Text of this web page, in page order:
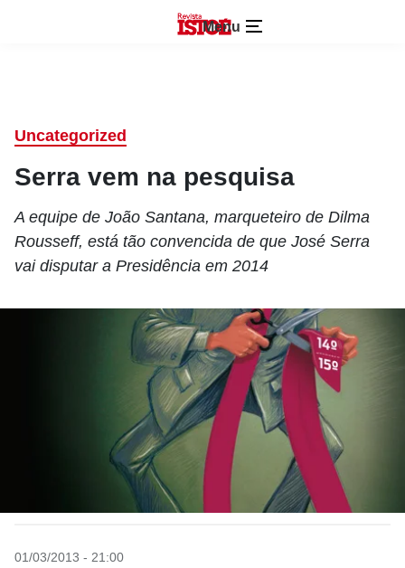
Menu
Uncategorized
Serra vem na pesquisa
A equipe de João Santana, marqueteiro de Dilma
Rousseff, está tão convencida de que José Serra
vai disputar a Presidência em 2014
01/03/2013 - 21:00